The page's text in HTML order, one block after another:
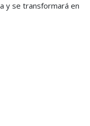
y se transformará en